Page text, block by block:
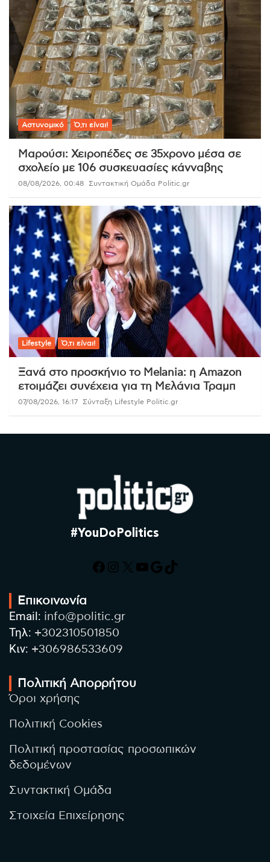
Αστυνομικό Ό,τι είναι!
Μαρούσι: Χειροπέδες σε 35χρονο μέσα σε
σχολείο με 106 συσκευασίες κάνναβης
08/08/2026, 00:48 Συντακτική Ομάδα Politic.gr
Lifestyle Ό,τι είναι!
Ξανά στο προσκήνιο το Melania: η Amazon
ετοιμάζει συνέχεια για τη Μελάνια Τραμπ
07/08/2026, 16:17 Σύνταξη Lifestyle Politic.gr
#YouDoPolitics
Facebook
Instagram
X YouTube
Google
TikTok
Επικοινωνία
Email: info@politic.gr
Τηλ: +302310501850
Κιν: +306986533609
Πολιτική Απορρήτου
Όροι χρήσης
Πολιτική Cookies
Πολιτική προστασίας προσωπικών
δεδομένων
Συντακτική Ομάδα
Στοιχεία Επιχείρησης